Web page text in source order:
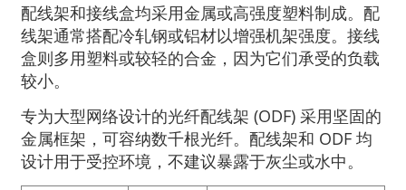
配线架和接线盒均采用金属或高强度塑料制成。配
线架通常搭配冷轧钢或铝材以增强机架强度。接线
盒则多用塑料或较轻的合金，因为它们承受的负载
较小。
专为大型网络设计的光纤配线架 (ODF) 采用坚固的
金属框架，可容纳数千根光纤。配线架和 ODF 均
设计用于受控环境，不建议暴露于灰尘或水中。